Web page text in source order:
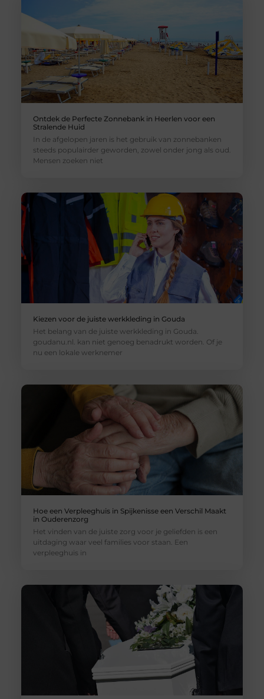
Ontdek de Perfecte Zonnebank in Heerlen voor een
Stralende Huid
In de afgelopen jaren is het gebruik van zonnebanken
steeds populairder geworden, zowel onder jong als oud.
Mensen zoeken niet
Kiezen voor de juiste werkkleding in Gouda
Het belang van de juiste werkkleding in Gouda.
goudanu.nl. kan niet genoeg benadrukt worden. Of je
nu een lokale werknemer
Hoe een Verpleeghuis in Spijkenisse een Verschil Maakt
in Ouderenzorg
Het vinden van de juiste zorg voor je geliefden is een
uitdaging waar veel families voor staan. Een
verpleeghuis in